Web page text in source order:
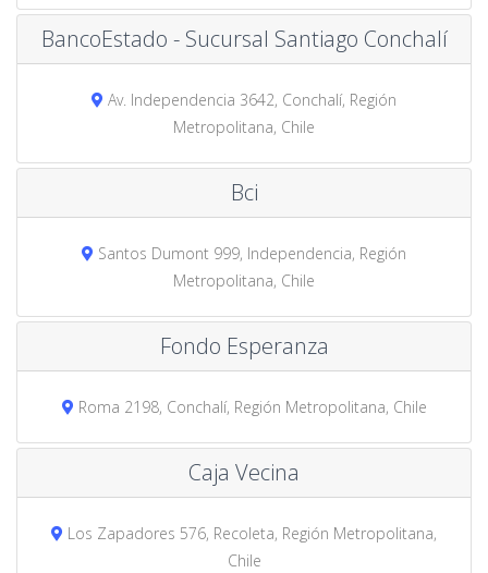
BancoEstado - Sucursal Santiago Conchalí
Av. Independencia 3642, Conchalí, Región
Metropolitana, Chile
Bci
Santos Dumont 999, Independencia, Región
Metropolitana, Chile
Fondo Esperanza
Roma 2198, Conchalí, Región Metropolitana, Chile
Caja Vecina
Los Zapadores 576, Recoleta, Región Metropolitana,
Chile